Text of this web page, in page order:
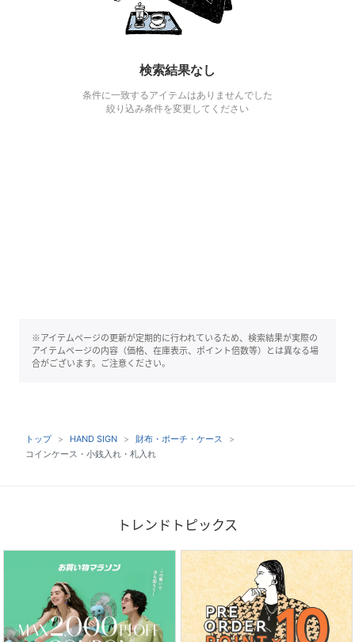
検索結果なし
条件に一致するアイテムはありませんでした
絞り込み条件を変更してください
※アイテムページの更新が定期的に行われているため、検索結果が実際の
アイテムページの内容（価格、在庫表示、ポイント倍数等）とは異なる場
合がございます。ご注意ください。
トップ HAND SIGN
財布・ポーチ・ケース
コインケース・小銭入れ・札入れ
トレンドトピックス